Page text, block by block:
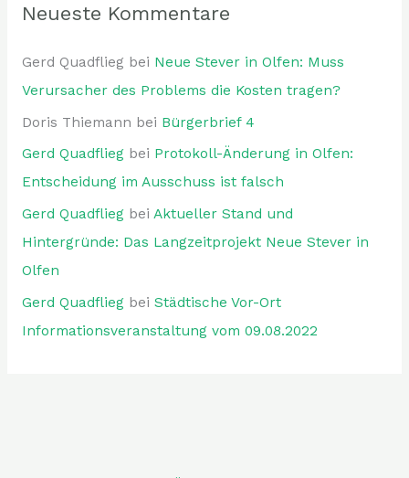
Neueste Kommentare
Gerd Quadflieg bei Neue Stever in Olfen: Muss
Verursacher des Problems die Kosten tragen?
Doris Thiemann bei Bürgerbrief 4
Gerd Quadfliegbei Protokoll-Änderung in Olfen:
Entscheidung im Ausschuss ist falsch
Gerd Quadfliegbei Aktueller Stand und
Hintergründe: Das Langzeitprojekt Neue Stever in
Olfen
Gerd Quadfliegbei Städtische Vor-Ort
Informationsveranstaltung vom 09.08.2022